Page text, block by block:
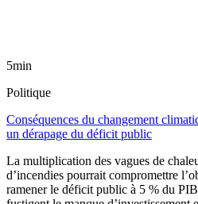
5min
Politique
Conséquences du changement
un dérapage du déficit public
La multiplication des vagues de
d’incendies pourrait compromettre
ramener le déficit public à 5 % du